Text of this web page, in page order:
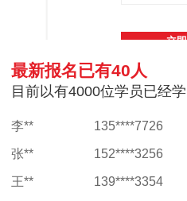
最新报名已有40人
目前以有4000位学员已经
李** 135****7726
张** 152****3256
王** 139****3354